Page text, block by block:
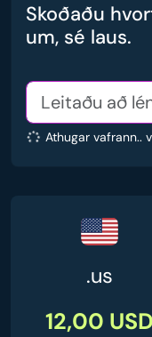
Skoðaðu
um, sé laus.
Athugar vafrann..
.us
12,00 USD